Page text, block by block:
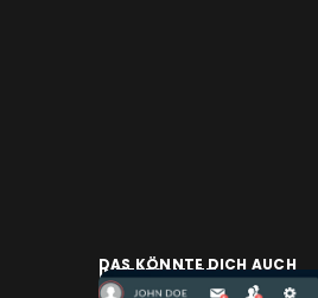
DAS KÖNNTE DICH AUCH
INTERESSIEREN: